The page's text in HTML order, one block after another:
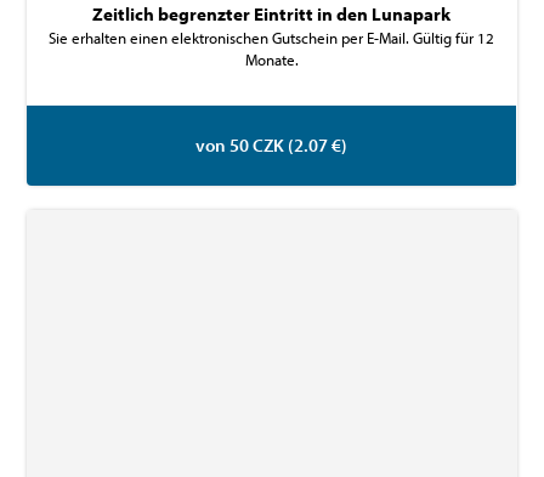
Zeitlich begrenzter Eintritt in den Lunapark
Sie erhalten einen elektronischen Gutschein per E-Mail. Gültig für 12
Monate.
von 50 CZK (2.07 €)